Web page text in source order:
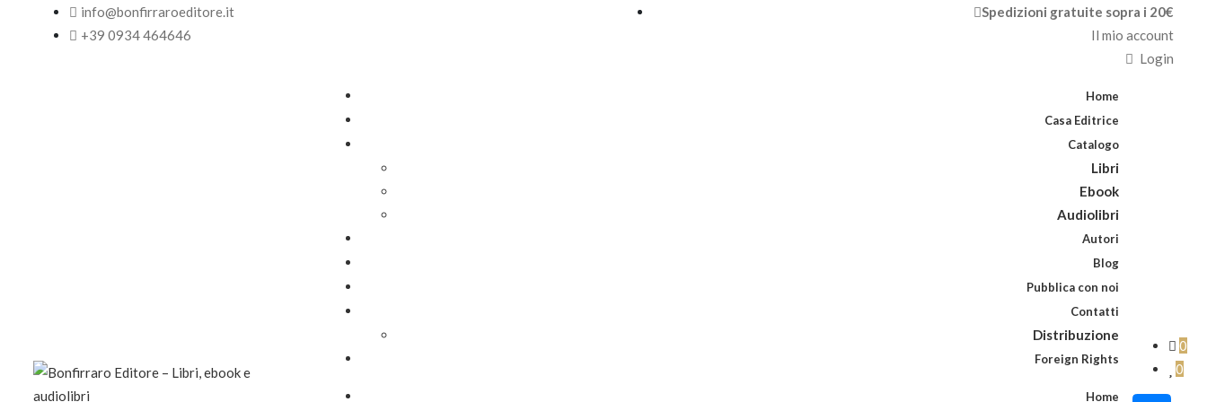
info@bonfirraroeditore.it
+39 0934 464646
Spedizioni gratuite sopra i 20€
Il mio account
Login
Home
Casa Editrice
Catalogo
Libri
Ebook
Audiolibri
Autori
Blog
Pubblica con noi
Contatti
Distribuzione
Foreign Rights
Home
0
0